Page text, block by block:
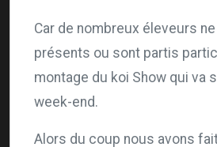
Car de nombreux éleveurs
présents ou sont partis
montage du koi Show qui va
week-end.
Alors du coup nous avons